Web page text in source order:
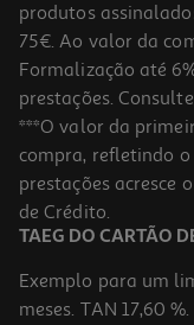
produtos
75€. Ao valor da
Formalização até
prestações.
***O valor da
compra, refletindo
prestações acresce
de Crédito.
TAEG DO CARTÃO
Exemplo para um
meses. TAN 17,60